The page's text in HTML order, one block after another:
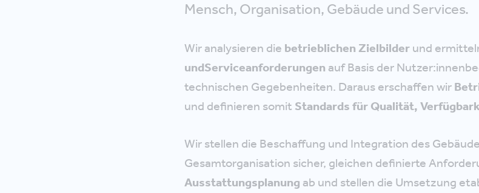
Mensch, Organisation, Gebäude und Services.
Wir analysieren die betrieblichen Zielbilderund
undServiceanforderungen auf Basis der
technischen Gegebenheiten. Daraus erschaffen wir
und definieren somit Standards für Qualität,
Wir stellen die Beschaffung und Integration des
Gesamtorganisation sicher, gleichen definierte
Ausstattungsplanung ab und stellen die Umsetzung